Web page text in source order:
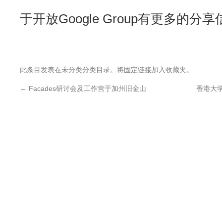
于开放Google Group有更多的分享
此条目发表在未分类分类目录。将固定链接加入收藏夹。
← Facades研讨会及工作营于加州旧金山 香港大